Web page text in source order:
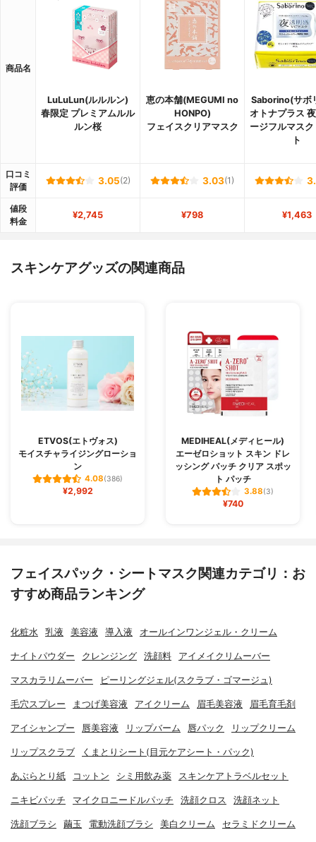
商品名
LuLuLun(ルルルン)
春限定 プレミアムルル
ルン桜
恵の本舗(MEGUMI no
HONPO)
フェイスクリアマスク
Saborino(サボ
オトナプラス
ージフルマスク
ト
口コミ
評価
3.05(2) 3.03(1)
値段
料金
¥2,745 ¥798 ¥1,463
スキンケアグッズの関連商品
ETVOS(エトヴォス)
モイスチャライジングローショ
ン
4.08(386)
¥2,992
MEDIHEAL(メディヒール)
エーゼロショット スキン ドレ
ッシング パッチ クリア スポッ
ト パッチ
3.88(3)
¥740
フェイスパック・シートマスク関連カテゴリ：お
すすめ商品ランキング
化粧水 乳液 美容液 導入液 オールインワンジェル・クリーム
ナイトパウダー クレンジング 洗顔料 アイメイクリムーバー
マスカラリムーバー ピーリングジェル(スクラブ・ゴマージュ)
毛穴スプレー まつげ美容液 アイクリーム 眉毛美容液 眉毛育毛剤
アイシャンプー 唇美容液 リップバーム 唇パック リップクリーム
リップスクラブ くまとりシート(目元ケアシート・パック)
あぶらとり紙 コットン シミ用飲み薬 スキンケアトラベルセット
ニキビパッチ マイクロニードルパッチ 洗顔クロス 洗顔ネット
洗顔ブラシ 繭玉 電動洗顔ブラシ 美白クリーム セラミドクリーム